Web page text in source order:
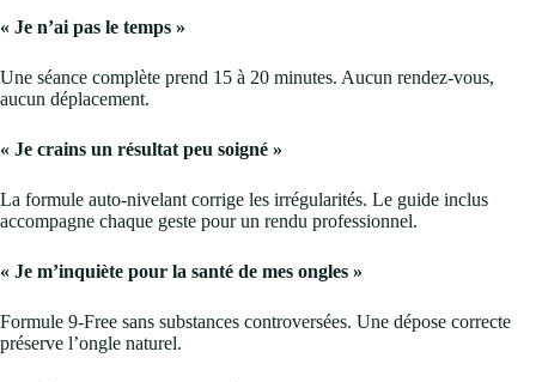
« Je n’ai pas le temps »
Une séance complète prend 15 à 20 minutes. Aucun rendez-vous,
aucun déplacement.
« Je crains un résultat peu soigné »
La formule auto-nivelant corrige les irrégularités. Le guide inclus
accompagne chaque geste pour un rendu professionnel.
« Je m’inquiète pour la santé de mes ongles »
Formule 9-Free sans substances controversées. Une dépose correcte
préserve l’ongle naturel.